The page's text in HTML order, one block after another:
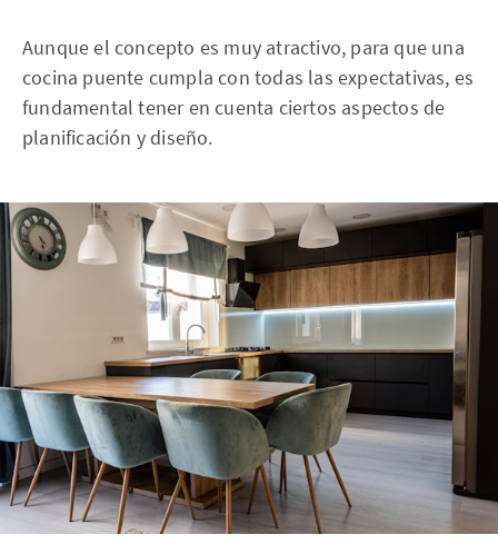
Aunque el concepto es muy atractivo, para que una
cocina puente cumpla con todas las expectativas, es
fundamental tener en cuenta ciertos aspectos de
planificación y diseño.